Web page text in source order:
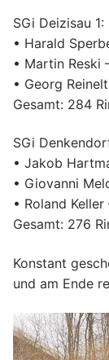
SGi Deizisau 1:
• Harald
• Martin Reski
• Georg
Gesamt: 284
SGi
• Jakob
• Giovanni
• Roland
Gesamt: 276
Konstant
und am Ende